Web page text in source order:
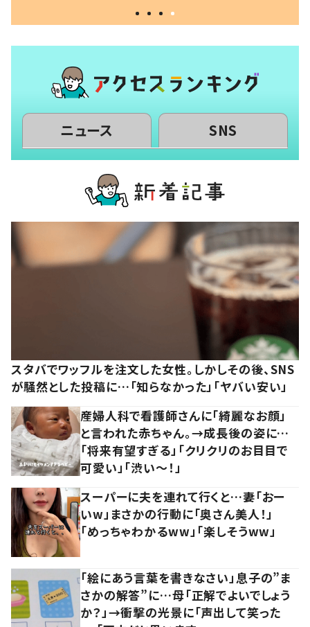
ニュース SNS
スタバでワッフルを注文した女性。しかしその後、SNS
が騒然とした投稿に…「知らなかった」「ヤバい安い」
産婦人科で看護師さんに「綺麗なお顔」
と言われた赤ちゃん。→成長後の姿に…
「将来有望すぎる」「クリクリのお目目で
可愛い」「渋い～！」
スーパーに夫を連れて行くと…妻「おー
いw」まさかの行動に「奥さん美人！」
「めっちゃわかるww」「楽しそうww」
「絵にあう言葉を書きなさい」息子の”ま
さかの解答”に…母「正解でよいでしょう
か？」→衝撃の光景に「声出して笑った